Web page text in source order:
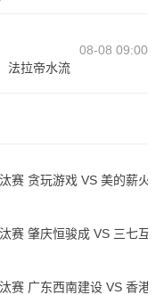
08-08 09:00
法拉帝水流
赛 贪玩游戏 VS 美的薪火
赛 肇庆恒骏成 VS 三七互娱
赛 广东西南建设 VS 香港圣